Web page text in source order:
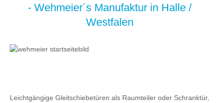
- Wehmeier´s Manufaktur in Halle /
Westfalen
Leichtgängige Gleitschiebetüren als Raumteiler oder Schranktür,